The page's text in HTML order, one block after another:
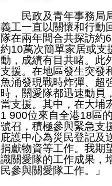
民政及青年事務局局
義工一直以關懷和行動
隊在兩年間合共探訪約
約10萬次簡單家居或支
動，成績有目共睹。此
支援。在地區發生突發
魚涌發現戰時炸彈、超
時，關愛隊都迅速動員
當支援。其中，在大埔
1 900位來自全港18區
號召，積極參與緊急支
庇護中心為災民登記及
捐獻物資等工作。我期
識關愛隊的工作成果，
民參與關愛隊工作。」